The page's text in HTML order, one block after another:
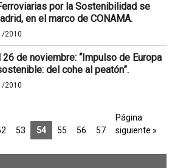
por la Sostenibilidad se
en el marco de CONAMA.
2010
de noviembre: “Impulso de Europa
del cohe al peatón”.
2010
53 54 55 56 57
Página
siguiente »